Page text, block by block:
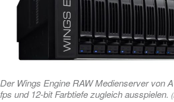
Der Wings Engine RAW Medienserver von
fps und 12-bit Farbtiefe zugleich ausspielen.